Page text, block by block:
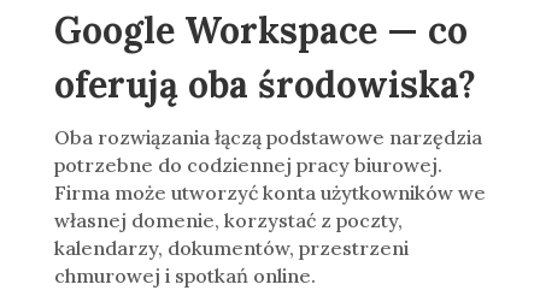
Google Workspace — co
oferują oba środowiska?
Oba rozwiązania łączą podstawowe narzędzia
potrzebne do codziennej pracy biurowej.
Firma może utworzyć konta użytkowników we
własnej domenie, korzystać z poczty,
kalendarzy, dokumentów, przestrzeni
chmurowej i spotkań online.